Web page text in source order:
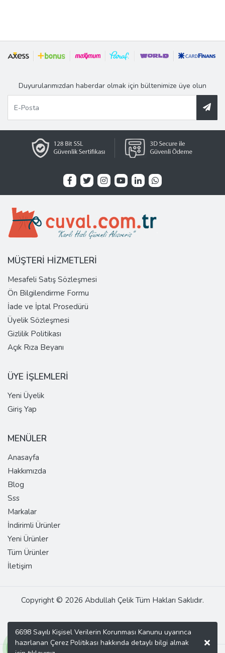
Duyurularımızdan haberdar olmak için bültenimize üye olun
MÜŞTERİ HİZMETLERİ
Mesafeli Satış Sözleşmesi
Ön Bilgilendirme Formu
İade ve İptal Prosedürü
Üyelik Sözleşmesi
Gizlilik Politikası
Açık Rıza Beyanı
ÜYE İŞLEMLERİ
Yeni Üyelik
Giriş Yap
MENÜLER
Anasayfa
Hakkımızda
Blog
Sss
Markalar
İndirimli Ürünler
Yeni Ürünler
Tüm Ürünler
İletişim
Copyright © 2026 Abdullah Çelik Tüm Hakları Saklıdır.
6698 Sayılı Kişisel Verilerin Korunması Kanunu uyarınca
hazırlanan Çerez Politikası hakkında detaylı bilgi almak